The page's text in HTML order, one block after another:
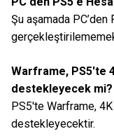
Şu aşamada PC’den
Warframe, PS5'te
destekleyecek mi?
PS5'te Warframe,
destekleyecektir.